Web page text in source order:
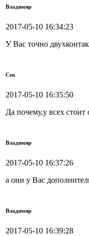
Владимир
2017-05-10 16:34:23
У Вас точно
Сек
2017-05-10 16:35:50
Да почему,у всех
Владимир
2017-05-10 16:37:26
а они у Вас
Владимир
2017-05-10 16:39:28